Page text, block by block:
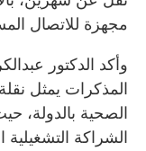
مجهزة للاتصال
وأكد الدكتور
المذكرات يمثل
الصحية بالدولة،
الشراكة التشغيلية